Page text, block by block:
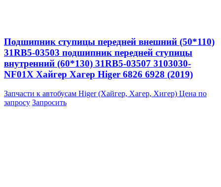
Подшипник ступицы передней внешний (50*110)
31RB5-03503 подшипник передней ступицы
внутренний (60*130) 31RB5-03507 3103030-
NF01X Хайгер Хагер Higer 6826 6928 (2019)
Запчасти к автобусам Higer (Хайгер, Хагер, Хигер) Цена по
запросу Запросить